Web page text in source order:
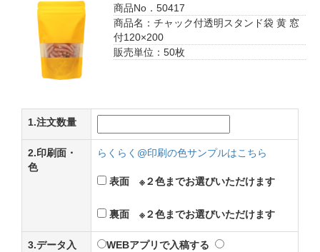
商品No．50417
商品名：チャック付透明スタンド袋 黄 窓
付120×200
販売単位：50枚
1.注文数量
2.印刷面・
色
らくらく@印刷の色サンプルはこちら
表面 ※２色までお選びいただけます
裏面 ※２色までお選びいただけます
3.データ入
WEBアプリで入稿する